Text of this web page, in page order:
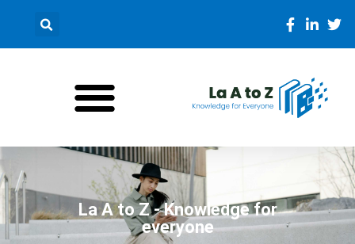
La A to Z - Knowledge for
everyone